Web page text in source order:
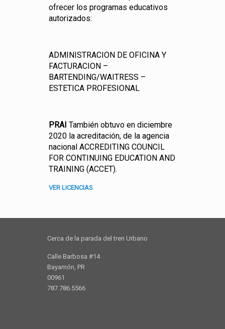
ofrecer los programas educativos
autorizados:
ADMINISTRACION DE OFICINA Y
FACTURACION –
BARTENDING/WAITRESS –
ESTETICA PROFESIONAL
PRAI También obtuvo en diciembre
2020 la acreditación, de la agencia
nacional ACCREDITING COUNCIL
FOR CONTINUING EDUCATION AND
TRAINING (ACCET).
VER LICENCIAS
Cerca de la parada del tren Urbano
Calle Barbosa #14
Bayamón, PR
00961
787.786.5566